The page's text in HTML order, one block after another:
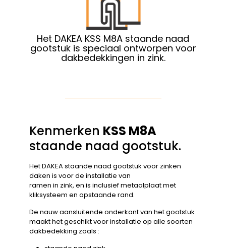
Het DAKEA KSS M8A staande naad
gootstuk is speciaal ontworpen voor
dakbedekkingen in zink.
Kenmerken KSS M8A
staande naad gootstuk.
Het DAKEA staande naad gootstuk voor zinken
daken is voor de installatie van
ramen in zink, en is inclusief metaalplaat met
kliksysteem en opstaande rand.
De nauw aansluitende onderkant van het gootstuk
maakt het geschikt voor installatie op alle soorten
dakbedekking zoals :